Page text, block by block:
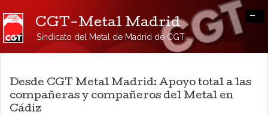
CGT-Metal Madrid
Sindicato del Metal de Madrid de CGT
-
Desde CGT Metal Madrid: Apoyo total a las
compañeras y compañeros del Metal en
Cádiz